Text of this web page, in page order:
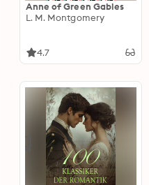
Anne of Green Gables
L. M. Montgomery
4.7